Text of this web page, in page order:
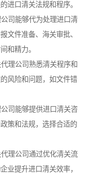
进口清关法规和程序。
司能够代为处理进口清
文件准备、海关审批、
和精力。
理公司熟悉清关程序和
风险和问题，如文件错
司能够提供进口清关咨
策和法规，选择合适的
理公司通过优化清关流
业提升进口清关效率，